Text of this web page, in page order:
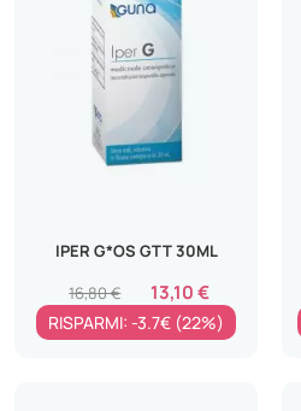
IPER G*OS GTT 30ML
13,10 €
16,80 €
RISPARMI: -3.7€ (22%)